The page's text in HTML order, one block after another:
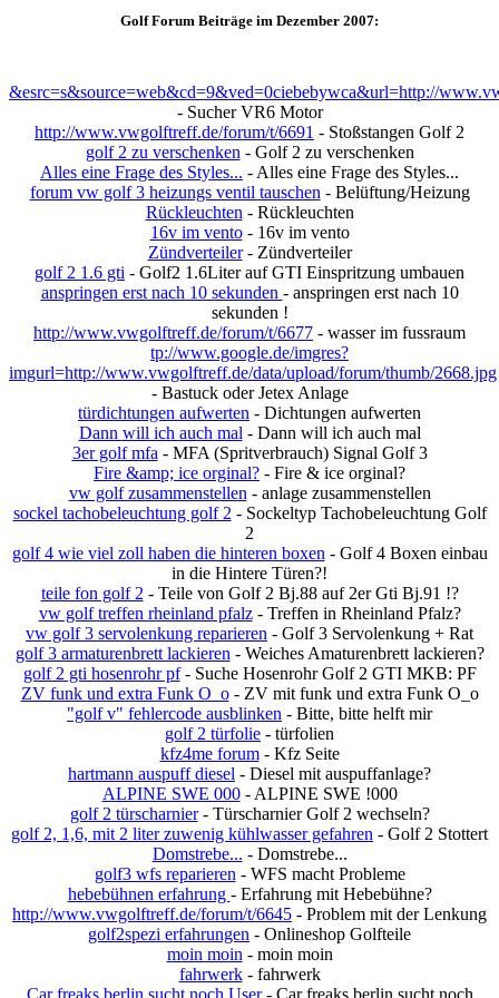
Golf Forum Beiträge im Dezember 2007:
&esrc=s&source=web&cd=9&ved=0ciebebywca&url=http://
- Sucher VR6 Motor
http://www.vwgolftreff.de/forum/t/6691 - Stoßstangen Golf 2
golf 2 zu verschenken - Golf 2 zu verschenken
Alles eine Frage des Styles... - Alles eine Frage des Styles...
forum vw golf 3 heizungs ventil tauschen - Belüftung/Heizung
Rückleuchten - Rückleuchten
16v im vento- 16v im vento
Zündverteiler- Zündverteiler
golf 2 1.6 gti - Golf2 1.6Liter auf GTI Einspritzung umbauen
anspringen erst nach 10 sekunden - anspringen erst nach 10
sekunden !
http://www.vwgolftreff.de/forum/t/6677 - wasser im fussraum
tp://www.google.de/imgres?
imgurl=http://www.vwgolftreff.de/data/upload/forum/thumb/2668.jpg
- Bastuck oder Jetex Anlage
türdichtungen aufwerten - Dichtungen aufwerten
Dann will ich auch mal - Dann will ich auch mal
3er golf mfa - MFA (Spritverbrauch) Signal Golf 3
Fire &amp; ice orginal? - Fire & ice orginal?
vw golf zusammenstellen - anlage zusammenstellen
sockel tachobeleuchtung golf 2 - Sockeltyp Tachobeleuchtung Golf
2
golf 4 wie viel zoll haben die hinteren boxen - Golf 4 Boxen einbau
in die Hintere Türen?!
teile fon golf 2 - Teile von Golf 2 Bj.88 auf 2er Gti Bj.91 !?
vw golf treffen rheinland pfalz- Treffen in Rheinland Pfalz?
vw golf 3 servolenkung reparieren - Golf 3 Servolenkung + Rat
golf 3 armaturenbrett lackieren - Weiches Amaturenbrett lackieren?
golf 2 gti hosenrohr pf- Suche Hosenrohr Golf 2 GTI MKB: PF
ZV funk und extra Funk O_o- ZV mit funk und extra Funk O_o
"golf v" fehlercode ausblinken - Bitte, bitte helft mir
golf 2 türfolie - türfolien
kfz4me forum- Kfz Seite
hartmann auspuff diesel - Diesel mit auspuffanlage?
ALPINE SWE 000- ALPINE SWE !000
golf 2 türscharnier- Türscharnier Golf 2 wechseln?
golf 2, 1,6, mit 2 liter zuwenig kühlwasser gefahren - Golf 2 Stottert
Domstrebe... - Domstrebe...
golf3 wfs reparieren - WFS macht Probleme
hebebühnen erfahrung - Erfahrung mit Hebebühne?
http://www.vwgolftreff.de/forum/t/6645 - Problem mit der Lenkung
golf2spezi erfahrungen - Onlineshop Golfteile
moin moin - moin moin
fahrwerk- fahrwerk
Car freaks berlin sucht noch User- Car freaks berlin sucht noch